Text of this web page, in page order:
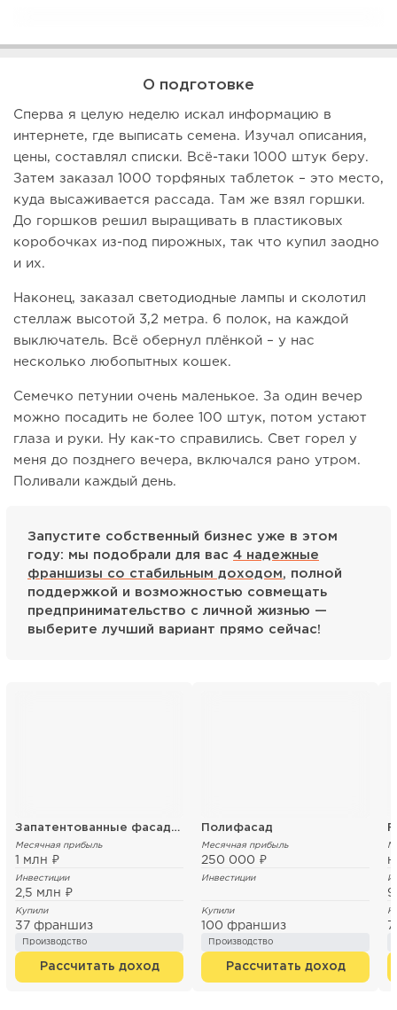
О подготовке
Сперва я целую неделю искал информацию в
интернете, где выписать семена. Изучал описания,
цены, составлял списки. Всё-таки 1000 штук беру.
Затем заказал 1000 торфяных таблеток – это место,
куда высаживается рассада. Там же взял горшки.
До горшков решил выращивать в пластиковых
коробочках из-под пирожных, так что купил заодно
и их.
Наконец, заказал светодиодные лампы и сколотил
стеллаж высотой 3,2 метра. 6 полок, на каждой
выключатель. Всё обернул плёнкой – у нас
несколько любопытных кошек.
Семечко петунии очень маленькое. За один вечер
можно посадить не более 100 штук, потом устают
глаза и руки. Ну как-то справились. Свет горел у
меня до позднего вечера, включался рано утром.
Поливали каждый день.
Запустите собственный бизнес уже в этом
году: мы подобрали для вас 4 надежные
франшизы со стабильным доходом, полной
поддержкой и возможностью совмещать
предпринимательство с личной жизнью —
выберите лучший вариант прямо сейчас!
Запатентованные фасадные термопанели
Месячная прибыль
1 млн ₽
Инвестиции
2,5 млн ₽
Купили
37 франшиз
Производство
Рассчитать доход
Полифасад
Месячная прибыль
250 000 ₽
Инвестиции
Купили
100 франшиз
Производство
Рассчитать доход